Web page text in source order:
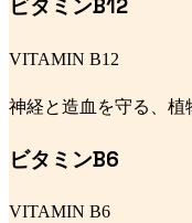
ビタミンB12
VITAMIN B12
神経と造血を守る、植
ビタミンB6
VITAMIN B6